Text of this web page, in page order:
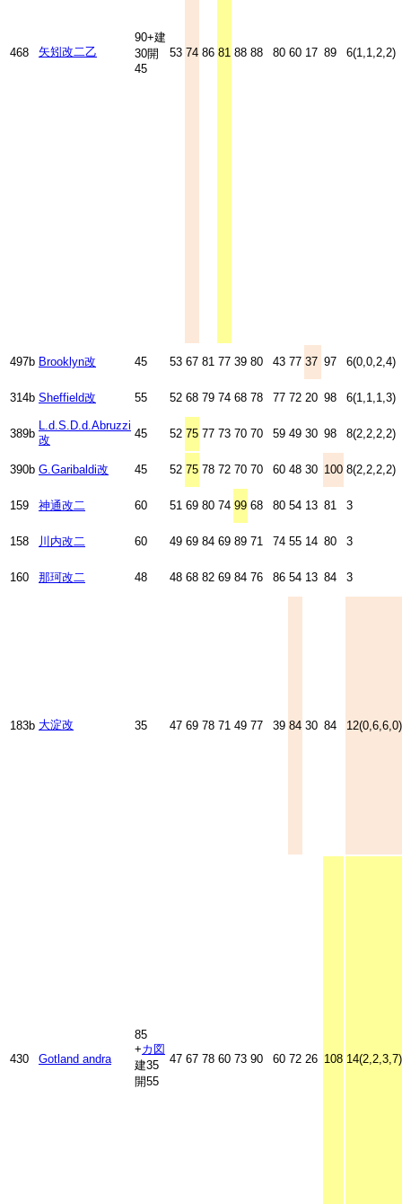
468 矢矧改二乙
90+建
30開
45
53 74 86 81 88 88 80 60 17 89 6(1,1,2,2)
497b Brooklyn改 45 53 67 81 77 39 80 43 77 37 97 6(0,0,2,4)
314b Sheffield改 55 52 68 79 74 68 78 77 72 20 98 6(1,1,1,3)
389b
L.d.S.D.d.Abruzzi
改
45 52 75 77 73 70 70 59 49 30 98 8(2,2,2,2)
390b G.Garibaldi改 45 52 75 78 72 70 70 60 48 30 100 8(2,2,2,2)
159 神通改二 60 51 69 80 74 99 68 80 54 13 81 3
158 川内改二 60 49 69 84 69 89 71 74 55 14 80 3
160 那珂改二 48 48 68 82 69 84 76 86 54 13 84 3
183b 大淀改 35 47 69 78 71 49 77 39 84 30 84 12(0,6,6,0)
430 Gotland andra
85
+カ 図
建35
開55
47 67 78 60 73 90 60 72 26 108 14(2,2,3,7)